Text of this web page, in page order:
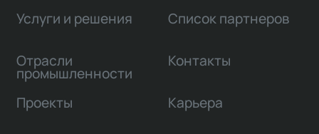
Услуги и решения
Отрасли
промышленности
Проекты
Список партнеров
Контакты
Карьера